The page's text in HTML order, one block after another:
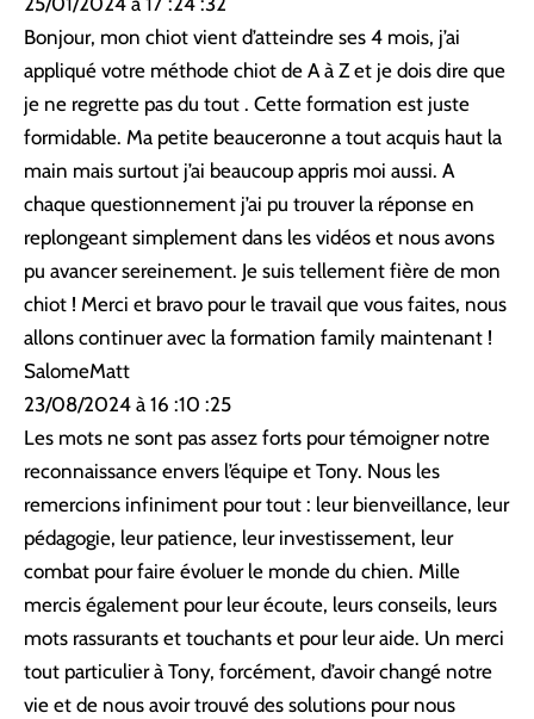
Bonjour, mon chiot vient d’atteindre ses 4 mois, j’ai
appliqué votre méthode chiot de A à Z et je dois dire que
je ne regrette pas du tout . Cette formation est juste
formidable. Ma petite beauceronne a tout acquis haut la
main mais surtout j’ai beaucoup appris moi aussi. A
chaque questionnement j’ai pu trouver la réponse en
replongeant simplement dans les vidéos et nous avons
pu avancer sereinement. Je suis tellement fière de mon
chiot ! Merci et bravo pour le travail que vous faites, nous
allons continuer avec la formation family maintenant !
SalomeMatt
23/08/2024 à 16 :10 :25
Les mots ne sont pas assez forts pour témoigner notre
reconnaissance envers l’équipe et Tony. Nous les
remercions infiniment pour tout : leur bienveillance, leur
pédagogie, leur patience, leur investissement, leur
combat pour faire évoluer le monde du chien. Mille
mercis également pour leur écoute, leurs conseils, leurs
mots rassurants et touchants et pour leur aide. Un merci
tout particulier à Tony, forcément, d’avoir changé notre
vie et de nous avoir trouvé des solutions pour nous